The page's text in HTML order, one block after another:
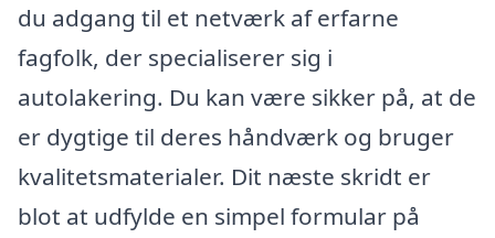
du adgang til et netværk af erfarne
fagfolk, der specialiserer sig i
autolakering. Du kan være sikker på, at de
er dygtige til deres håndværk og bruger
kvalitetsmaterialer. Dit næste skridt er
blot at udfylde en simpel formular på